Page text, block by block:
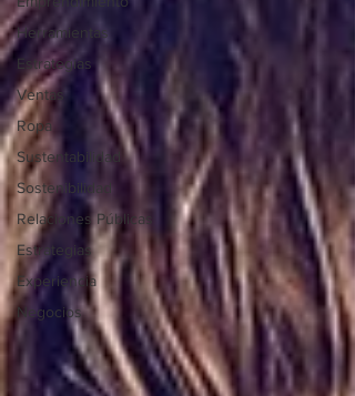
Herramientas
Estrategias
Ventas
Ropa
Sustentabilidad
Sostenibilidad
Relaciones Públicas
Estrategias
Experiencia
Negocios